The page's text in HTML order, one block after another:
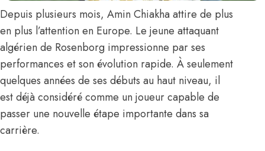
Depuis plusieurs mois, Amin Chiakha attire de plus
en plus l’attention en Europe. Le jeune attaquant
algérien de Rosenborg impressionne par ses
performances et son évolution rapide. À seulement
quelques années de ses débuts au haut niveau, il
est déjà considéré comme un joueur capable de
passer une nouvelle étape importante dans sa
carrière.